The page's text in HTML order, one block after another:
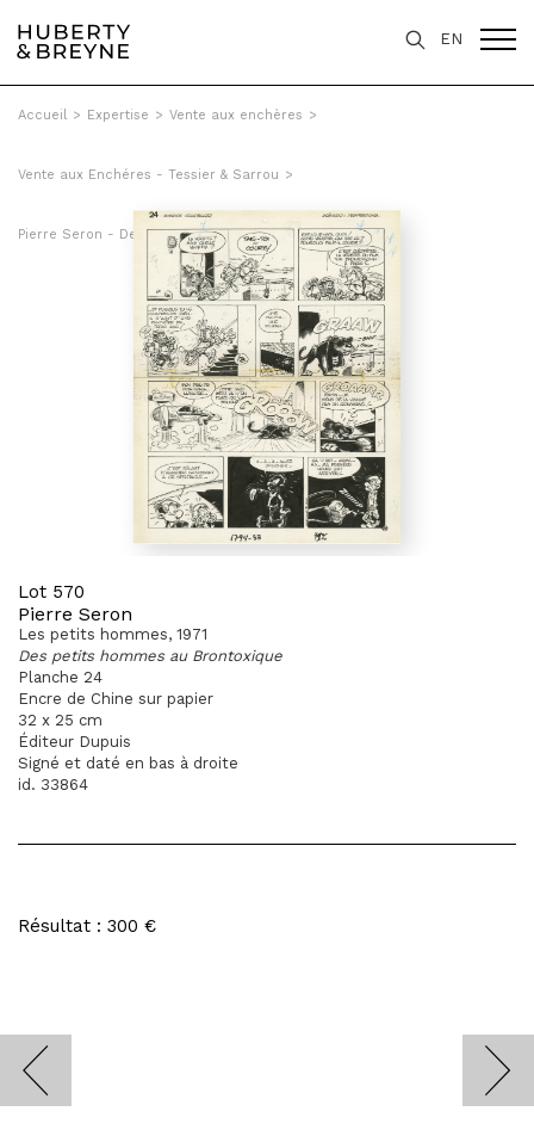
EN
Accueil > Expertise > Vente aux enchères >
Vente aux Enchéres - Tessier & Sarrou >
Pierre Seron - Des petits hommes au Brontoxique
Lot 570
Pierre Seron
Les petits hommes, 1971
Des petits hommes au Brontoxique
Planche 24
Encre de Chine sur papier
32 x 25 cm
Éditeur Dupuis
Signé et daté en bas à droite
id. 33864
Résultat : 300 €